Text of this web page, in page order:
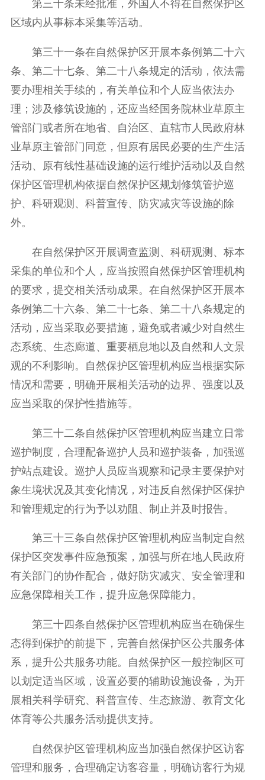
第三十条未经批准，外国人不得在自然保护区
区域内从事标本采集等活动。
第三十一条在自然保护区开展本条例第二十六
条、第二十七条、第二十八条规定的活动，依法需
要办理相关手续的，有关单位和个人应当依法办
理；涉及修筑设施的，还应当经国务院林业草原主
管部门或者所在地省、自治区、直辖市人民政府林
业草原主管部门同意，但原有居民必要的生产生活
活动、原有线性基础设施的运行维护活动以及自然
保护区管理机构依据自然保护区规划修筑管护巡
护、科研观测、科普宣传、防灾减灾等设施的除
外。
在自然保护区开展调查监测、科研观测、标本
采集的单位和个人，应当按照自然保护区管理机构
的要求，提交相关活动成果。在自然保护区开展本
条例第二十六条、第二十七条、第二十八条规定的
活动，应当采取必要措施，避免或者减少对自然生
态系统、生态廊道、重要栖息地以及自然和人文景
观的不利影响。自然保护区管理机构应当根据实际
情况和需要，明确开展相关活动的边界、强度以及
应当采取的保护性措施等。
第三十二条自然保护区管理机构应当建立日常
巡护制度，合理配备巡护人员和巡护装备，加强巡
护站点建设。巡护人员应当观察和记录主要保护对
象生境状况及其变化情况，对违反自然保护区保护
和管理规定的行为予以劝阻、制止并及时报告。
第三十三条自然保护区管理机构应当制定自然
保护区突发事件应急预案，加强与所在地人民政府
有关部门的协作配合，做好防灾减灾、安全管理和
应急保障相关工作，提升应急保障能力。
第三十四条自然保护区管理机构应当在确保生
态得到保护的前提下，完善自然保护区公共服务体
系，提升公共服务功能。自然保护区一般控制区可
以划定适当区域，设置必要的辅助设施设备，为开
展相关科学研究、科普宣传、生态旅游、教育文化
体育等公共服务活动提供支持。
自然保护区管理机构应当加强自然保护区访客
管理和服务，合理确定访客容量，明确访客行为规